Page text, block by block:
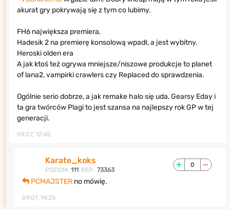
akurat gry pokrywają się z tym co lubimy.
FH6 największa premiera.
Hadesik 2 na premierę konsolową wpadł, a jest wybitny.
Heroski olden era
A jak ktoś też ogrywa mniejsze/niszowe produkcje to planet
of lana2, vampirki crawlers czy Replaced do sprawdzenia.
Ogólnie serio dobrze, a jak remake halo się uda, Gearsy Eday i
ta gra twórców Plagi to jest szansa na najlepszy rok GP w tej
generacji.
09.07, 12:45
Karate_koks
POZIOM: 111 REP.: 73363
0
PCMAJSTER no mówię.
09.07, 14:25